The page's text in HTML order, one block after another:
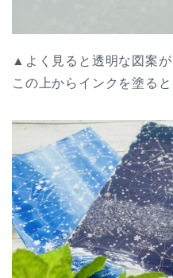
▲よく見ると透明な図案が
この上からインクを塗ると